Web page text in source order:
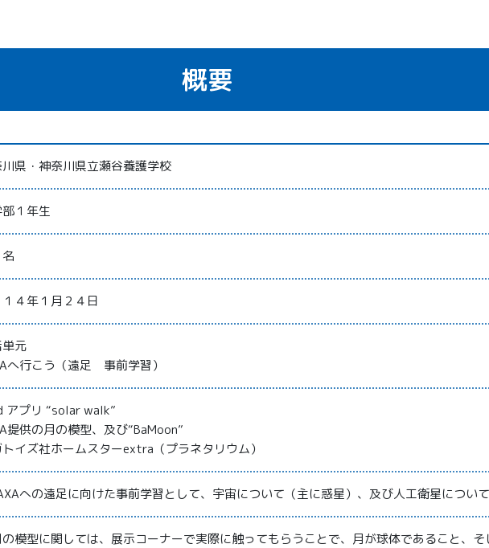
概要
県・神奈川県立瀬谷養護学校
１年生
名
１４年１月２４日
単元
へ行こう（遠足 事前学習）
アプリ “solar walk”
提供の月の模型、及び“BaMoon”
イズ社ホームスターextra（プラネタリウム）
への遠足に向けた事前学習として、宇宙について（主に惑星）、及び人工衛星について
の模型に関しては、展示コーナーで実際に触ってもらうことで、月が球体であること、